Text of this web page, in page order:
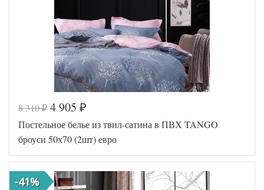
Производитель
Tango
(Китай)
Код товара
578-203
Артикул
TT1242
22
Ткань
Твил
Размер
пододеяльника 200х220
Размер
230х250
8 310₽ 4 905 ₽
Постельное белье из твил-сатина в ПВХ TANGO
броуси 50х70 (2шт) евро
-41%